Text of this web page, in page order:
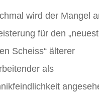
wird der Mangel
für den
Scheiss“ älterer
als